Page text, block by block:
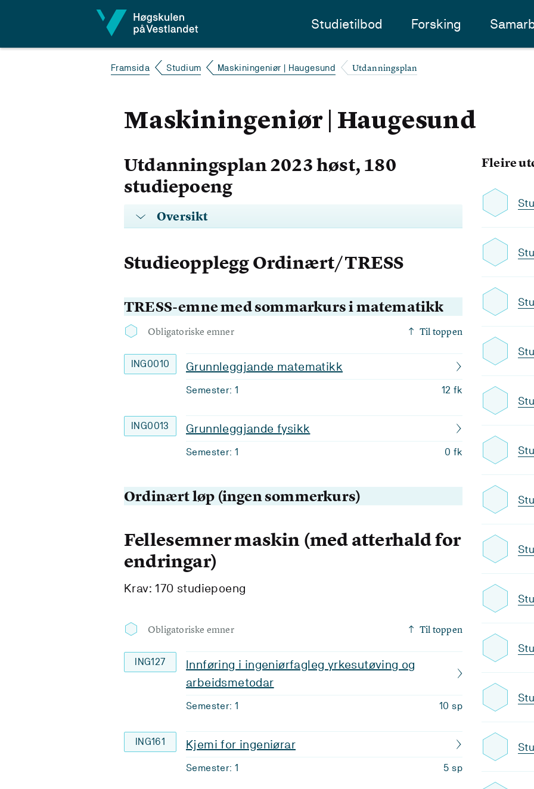
Studietilbod Forsking
Framsida Studium Maskiningeniør | Haugesund Utdanningsplan
Maskiningeniør | Haugesund
Fleire
Utdanningsplan 2023 høst, 180
studiepoeng
Oversikt
Studieopplegg Ordinært/TRESS
TRESS-emne med sommarkurs i matematikk
Obligatoriske emner Til toppen
ING0010 Grunnleggjande matematikk
Semester: 1 12 fk
ING0013 Grunnleggjande fysikk
Semester: 1 0 fk
Ordinært løp (ingen sommerkurs)
Fellesemner maskin (med atterhald for
endringar)
Krav: 170 studiepoeng
Obligatoriske emner Til toppen
ING127
Innføring i ingeniørfagleg yrkesutøving og
arbeidsmetodar
Semester: 1 10 sp
ING161 Kjemi for ingeniørar
Semester: 1 5 sp